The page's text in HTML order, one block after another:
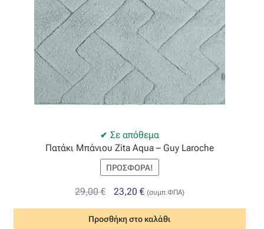
Σε απόθεμα
Πατάκι Μπάνιου Zita Aqua – Guy Laroche
ΠΡΟΣΦΟΡΆ!
29,00€
Original
price
was:
23,20 €Η
τρέχουσα
τιμή
(συμπ.ΦΠΑ)
Προσθήκη στο καλάθι